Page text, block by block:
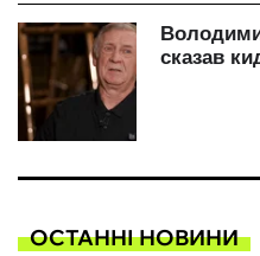
ОСТАННІ НОВИНИ